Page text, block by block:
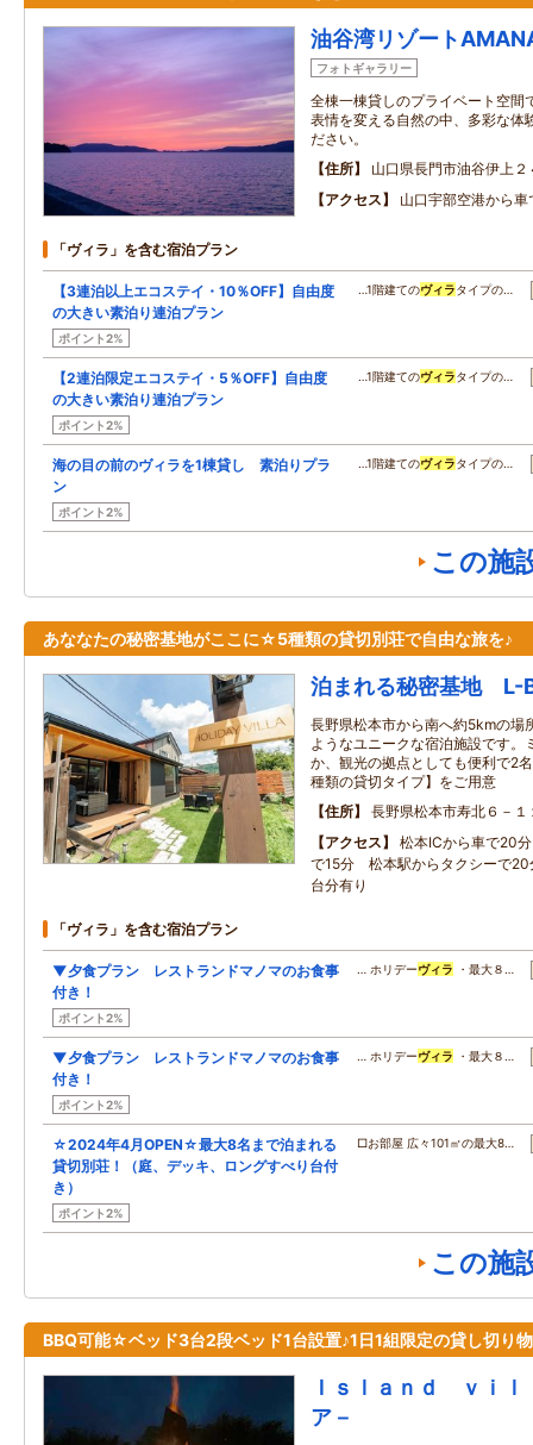
油谷湾リゾート
フォトギャラリー
全棟一棟貸しのプライベート空間
表情を変える自然の中、多彩な体
ださい。
住所
山口県長門市油谷伊上２
アクセス
山口宇部空港から
「ヴィラ」を含む宿泊プラン
【3連泊以上エコステイ・10％OFF】自由度
の大きい素泊り連泊プラン
ポイント2%
…1階建てのヴィラタイプの…
【2連泊限定エコステイ・5％OFF】自由度
の大きい素泊り連泊プラン
ポイント2%
…1階建てのヴィラタイプの…
海の目の前のヴィラを1棟貸し 素泊りプラ
ン
ポイント2%
…1階建てのヴィラタイプの…
この施
あななたの秘密基地がここに☆5種類の貸切別荘で自由な旅を♪
泊まれる秘密基地 L-
長野県松本市から南へ約5kmの場
ようなユニークな宿泊施設です。
か、観光の拠点としても便利で2
種類の貸切タイプ】をご用意
住所
長野県松本市寿北６－１
アクセス
松本ICから車で20
で15分 松本駅からタクシーで
台分有り
「ヴィラ」を含む宿泊プラン
▼夕食プラン レストランドマノマのお食事
付き！
ポイント2%
… ホリデーヴィラ ・最大８…
▼夕食プラン レストランドマノマのお食事
付き！
ポイント2%
… ホリデーヴィラ ・最大８…
☆2024年4月OPEN☆最大8名まで泊まれる
貸切別荘！（庭、デッキ、ロングすべり台付
き）
ポイント2%
□お部屋 広々101㎡の最大8…
この施
BBQ可能☆ベッド3台2段ベッド1台設置♪1日1組限定の貸し切り
Ｉｓｌａｎｄ ｖｉ
ア－